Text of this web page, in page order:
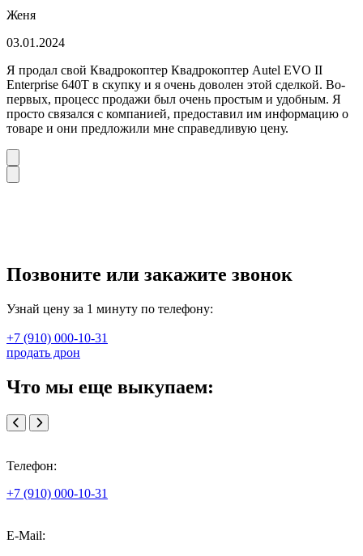
Женя
03.01.2024
Я продал свой Квадрокоптер Квадрокоптер Autel EVO II
Enterprise 640T в скупку и я очень доволен этой сделкой. Во-
первых, процесс продажи был очень простым и удобным. Я
просто связался с компанией, предоставил им информацию о
товаре и они предложили мне справедливую цену.
Позвоните или закажите звонок
Узнай цену за 1 минуту по телефону:
+7 (910) 000-10-31
продать дрон
Что мы еще выкупаем:
Телефон:
+7 (910) 000-10-31
E-Mail: